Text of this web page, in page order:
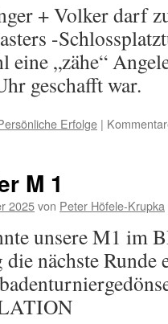
+ Volker darf
-
eine „zähe“
geschafft war.
Erfolge |
M 1
2025von Peter Höfele-Krupka
unsere M1 im
nächste Runde